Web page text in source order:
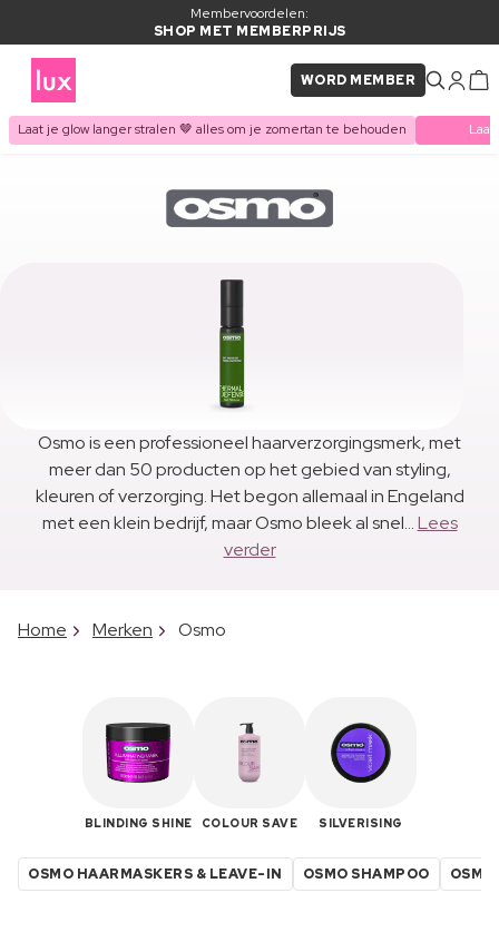
Membervoordelen:
SHOP MET MEMBERPRIJS
WORD MEMBER
Laat je glow langer stralen 🤎 alles om je zomertan te behouden
Osmo is een professioneel haarverzorgingsmerk, met
meer dan 50 producten op het gebied van styling,
kleuren of verzorging. Het begon allemaal in Engeland
met een klein bedrijf, maar Osmo bleek al snel...Lees
verder
Home Merken Osmo
BLINDING SHINE COLOUR SAVE SILVERISING
OSMO HAARMASKERS & LEAVE-IN OSMO SHAMPOO